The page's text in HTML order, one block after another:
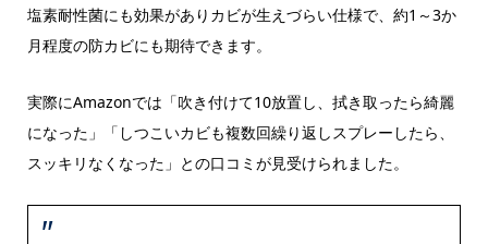
塩素耐性菌にも効果がありカビが生えづらい仕様で、約1～3か
月程度の防カビにも期待できます。
実際にAmazonでは「吹き付けて10放置し、拭き取ったら綺麗
になった」「しつこいカビも複数回繰り返しスプレーしたら、
スッキリなくなった」との口コミが見受けられました。